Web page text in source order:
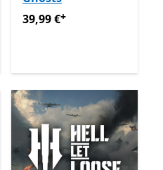
Offre acquisti in-app
39,99 €Offre acquisti in-
39,99 €+